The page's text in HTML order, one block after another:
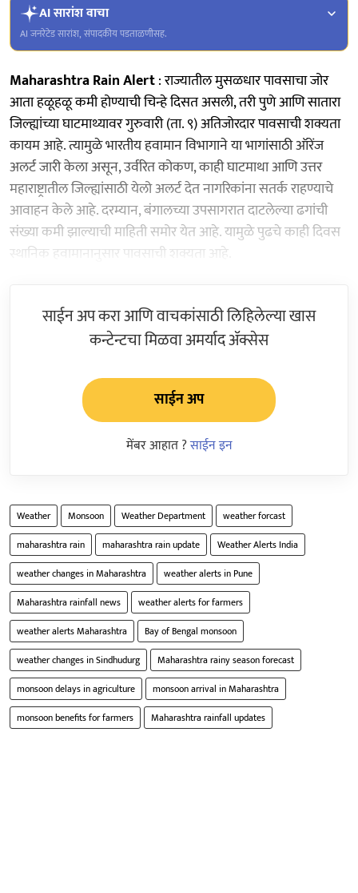
AI सारांश वाचा
AI जनरेटेड सारांश, संपादकीय पडताळणीसह.
Maharashtra Rain Alert: राज्यातील मुसळधार पावसाचा जोर
आता हळूहळू कमी होण्याची चिन्हे दिसत असली, तरी पुणे आणि सातारा
जिल्ह्यांच्या घाटमाथ्यावर गुरुवारी (ता. ९) अतिजोरदार पावसाची शक्यता
कायम आहे. त्यामुळे भारतीय हवामान विभागाने या भागांसाठी ऑरेंज
अलर्ट जारी केला असून, उर्वरित कोकण, काही घाटमाथा आणि उत्तर
महाराष्ट्रातील जिल्ह्यांसाठी येलो अलर्ट देत नागरिकांना सतर्क राहण्याचे
आवाहन केले आहे. दरम्यान, बंगालच्या उपसागरात दाटलेल्या ढगांची
संख्या कमी झाल्याची माहिती समोर येत आहे. यामुळे पुढचे काही दिवस
स्थानिक हवामानानुसार पावसाची शक्यता आहे.
साईन अप करा आणि वाचकांसाठी लिहिलेल्या खास
कन्टेन्टचा मिळवा अमर्याद ॲक्सेस
साईन अप
मेंबर आहात ?साईन इन
Weather Monsoon Weather Department
weather forcast
maharashtra rain
maharashtra rain update
Weather Alerts India
weather changes in Maharashtra
weather alerts in Pune
Maharashtra rainfall news
weather alerts for farmers
weather alerts Maharashtra
Bay of Bengal monsoon
weather changes in Sindhudurg
Maharashtra rainy season forecast
monsoon delays in agriculture
monsoon arrival in Maharashtra
monsoon benefits for farmers
Maharashtra rainfall updates